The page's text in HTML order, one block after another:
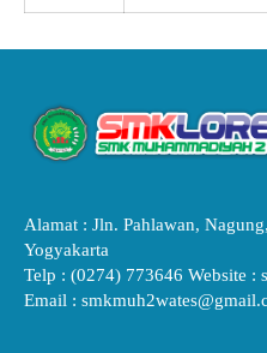
Alamat : Jln. Pahlawan,
Yogyakarta
Telp : (0274) 773646 Website :
Email :